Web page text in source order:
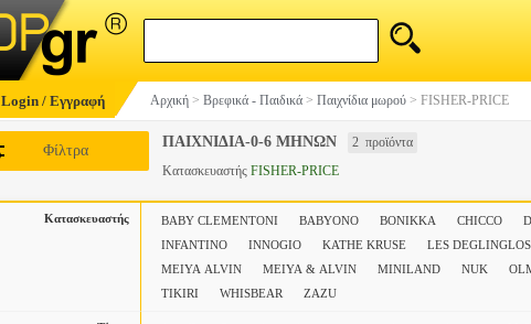
Login / Εγγραφή Αρχική > Βρεφικά - Παιδικά > Παιχνίδια μωρού > FISHER-PRICE
ΠΑΙΧΝΙΔΙΑ-0-6 ΜΗΝΩΝ 2 προϊόντα
Φίλτρα
Κατασκευαστής FISHER-PRICE
Κατασκευαστής BABY CLEMENTONI BABYONO BONIKKA CHICCO
INFANTINO
INNOGIO KATHE KRUSE LES DEGLINGLOS
MEIYA ALVIN
MEIYA & ALVIN MINILAND NUK
TIKIRI
WHISBEAR ZAZU